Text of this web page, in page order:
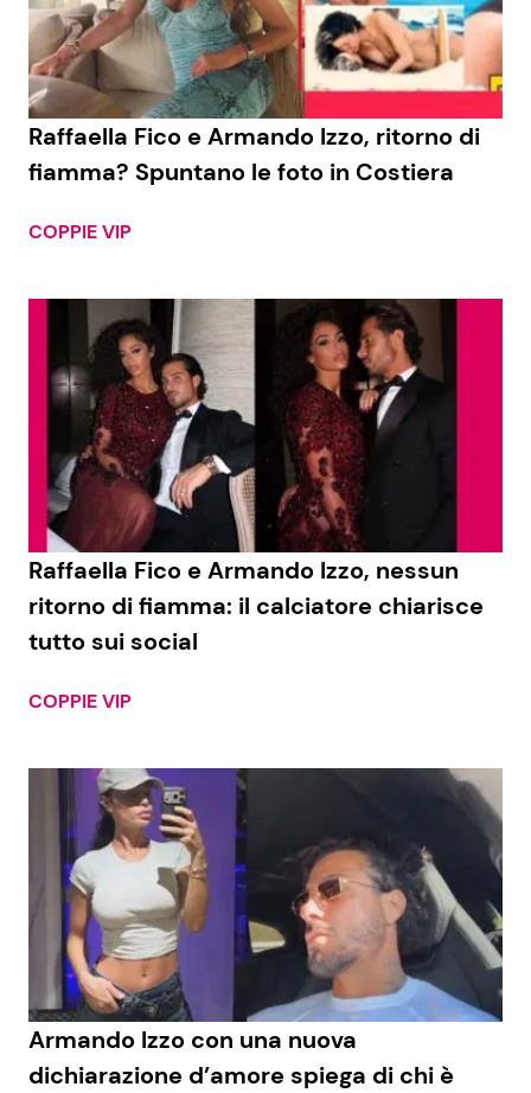
Economia
Persone Scomparse
Fiction e Serie TV
Programmi TV
Reality e Talent
ShowBiz
News Cinema
News Musica
News Spettacolo
Social News
News dal mondo
Benessere
Casa
Moda e Style
Mondo Mamma
News benessere
Salute
Viaggi e Turismo
Festività
Cucina e Ricette
Le Ricette in TV
Primi Piatti
Ricette Facili e Veloci
Ricette Feste
Ricette per Bambini
Raffaella Fico e Armando Izzo, ritorno di
fiamma? Spuntano le foto in Costiera
COPPIE VIP
Raffaella Fico e Armando Izzo, nessun
ritorno di fiamma: il calciatore chiarisce
tutto sui social
COPPIE VIP
Armando Izzo con una nuova
dichiarazione d’amore spiega di chi è